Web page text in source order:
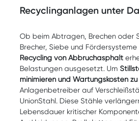
Recyclinganlagen unter
Ob beim Abtragen, Brechen oder
Brecher, Siebe und
Recycling von Abbruchasphalt
Belastungen ausgesetzt. Um
minimieren und Wartungskosten zu
Anlagenbetreiber auf
UnionStahl. Diese Stähle
Lebensdauer kritischer